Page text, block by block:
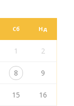
Сб Нд
1 2
8 9
15 16